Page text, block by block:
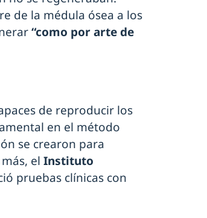
de la médula ósea a los
“como por arte de
de reproducir los
en el método
se crearon para
el Instituto
pruebas clínicas con